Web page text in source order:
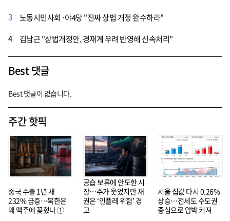
3
노동시민사회·야4당 "진짜 상법 개정 완수하라"
4
김남근 "상법개정안, 경재계 우려 반영해 신속처리"
Best 댓글
Best 댓글이 없습니다.
주간 핫픽
중국 수출 1년 새
232% 급증…북한은
왜 맥주에 꽂혔나 ①
공습 보류에 안도한 시
장…주가 웃었지만 채
권은 ‘인플레 위험’ 경
고
서울 집값 다시 0.26%
상승…전세도 수도권
중심으로 압박 커져